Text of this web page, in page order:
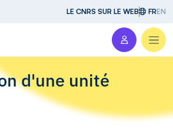
LE CNRS SUR LE WEB FREN
d'une unité